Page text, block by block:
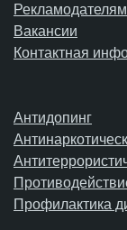
Рекламодателям
Вакансии
Контактная
Антидопинг
Профилактика